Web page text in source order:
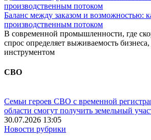
Баланс между заказом и возможностью:
производственным потоком
В современной промышленности, где
спрос определяет выживаемость
инструментом
СВО
Семьи героев СВО с временной
области смогут получить земельный
30.07.2026 13:05
Новости рубрики